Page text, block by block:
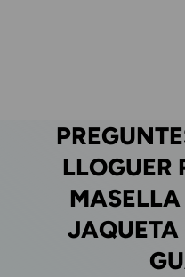
LLOGUER
MASELLA